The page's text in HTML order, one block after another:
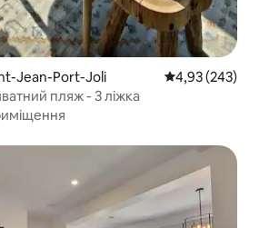
Jean-Port-Joli Середня
4,93 (243)
пляж - 3 ліжка